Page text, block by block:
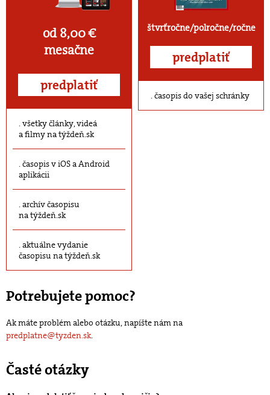
od 8,00 €
mesačne
predplatiť
všetky články, videá
a filmy na týždeň.sk
časopis v iOS a Android
aplikácii
archív časopisu
na týždeň.sk
aktuálne vydanie
časopisu na týždeň.sk
štvrťročne/polročne/ročne
predplatiť
časopis do vašej schránky
Potrebujete pomoc?
Ak máte problém alebo otázku, napíšte nám na
predplatne@tyzden.sk.
Časté otázky